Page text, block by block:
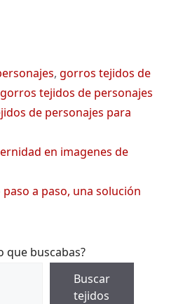
, gorros tejidos de
gorros tejidos de personajes
de personajes para
en imagenes de
a paso, una solución
que buscabas?
Buscar
tejidos